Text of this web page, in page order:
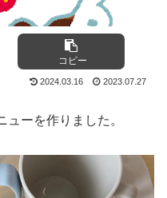
コピー
2024.03.16 2023.07.27
ーを作りました。